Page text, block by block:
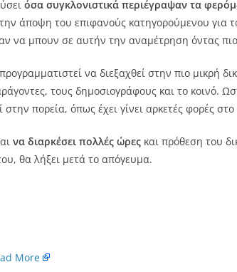
όσα συγκλονιστικά περιέγραψαν τα
άποψη του επιφανούς κατηγορούμενου
να μπουν σε αυτήν την αναμέτρηση όντας
να διεξαχθεί στην πιο μικρή
τους δημοσιογράφους και το κοινό.
στην πορεία, όπως έχει γίνει αρκετές φορές
να διαρκέσει πολλές ώρες και πρόθεση του
θα λήξει μετά το απόγευμα.
More